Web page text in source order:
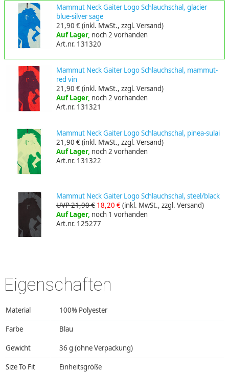
Mammut Neck Gaiter Logo Schlauchschal, glacier
blue-silver sage
21,90 €(inkl. MwSt., zzgl. Versand)
Auf Lager, noch 2 vorhanden
Art.nr. 131320
Mammut Neck Gaiter Logo Schlauchschal, mammut-
red vin
21,90 €(inkl. MwSt., zzgl. Versand)
Auf Lager, noch 2 vorhanden
Art.nr. 131321
Mammut Neck Gaiter Logo Schlauchschal, pinea-sulai
21,90 €(inkl. MwSt., zzgl. Versand)
Auf Lager, noch 2 vorhanden
Art.nr. 131322
Mammut Neck Gaiter Logo Schlauchschal, steel/black
UVP 21,90 € 18,20 €(inkl. MwSt., zzgl. Versand)
Auf Lager, noch 1 vorhanden
Art.nr. 125277
Eigenschaften
Material 100% Polyester
Farbe Blau
Gewicht 36 g (ohne Verpackung)
Size To Fit Einheitsgröße